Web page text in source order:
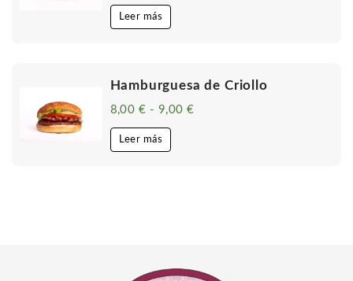
Leer más
Hamburguesa de Criollo
8,00 € - 9,00€
Leer más